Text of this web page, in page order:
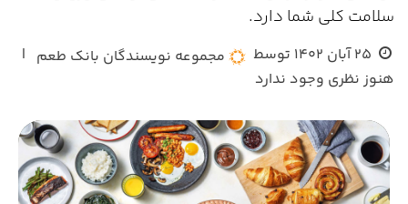
سلامت کلی شما دارد.
25 آبان 1402 توسط مجموعه نویسندگان بانک طعم |
هنوز نظری وجود ندارد